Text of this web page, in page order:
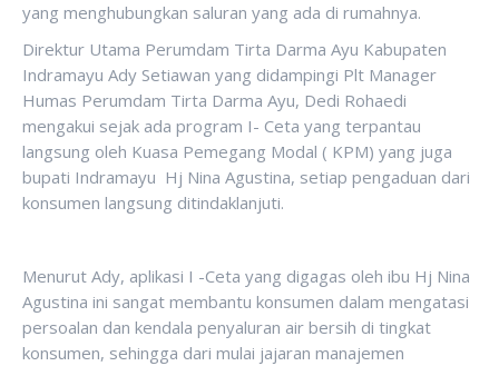
yang menghubungkan saluran yang ada di rumahnya.
Direktur Utama Perumdam Tirta Darma Ayu Kabupaten
Indramayu Ady Setiawan yang didampingi Plt Manager
Humas Perumdam Tirta Darma Ayu, Dedi Rohaedi
mengakui sejak ada program I- Ceta yang terpantau
langsung oleh Kuasa Pemegang Modal ( KPM) yang juga
bupati Indramayu Hj Nina Agustina, setiap pengaduan dari
konsumen langsung ditindaklanjuti.
Menurut Ady, aplikasi I -Ceta yang digagas oleh ibu Hj Nina
Agustina ini sangat membantu konsumen dalam mengatasi
persoalan dan kendala penyaluran air bersih di tingkat
konsumen, sehingga dari mulai jajaran manajemen